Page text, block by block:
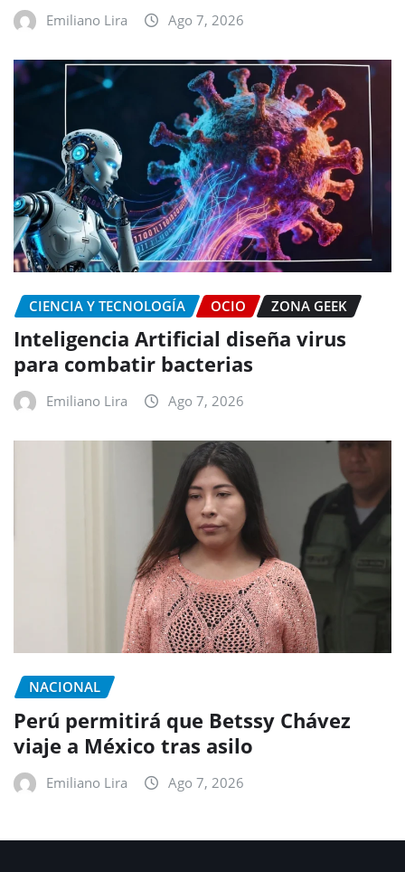
Emiliano Lira Ago 7, 2026
CIENCIA Y TECNOLOGÍA OCIO ZONA GEEK
Inteligencia Artificial diseña virus
para combatir bacterias
Emiliano Lira Ago 7, 2026
NACIONAL
Perú permitirá que Betssy Chávez
viaje a México tras asilo
Emiliano Lira Ago 7, 2026